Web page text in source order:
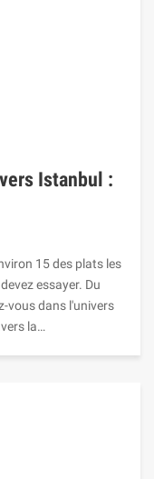
Istanbul :
15 des plats les
essayer. Du
vous dans l'univers
la…